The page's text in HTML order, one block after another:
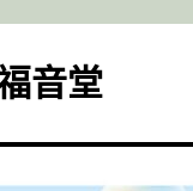
音堂